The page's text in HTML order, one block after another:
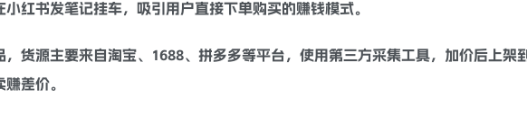
红书发笔记挂车，吸引用户直接下单购买的赚钱模式。
货源主要来自淘宝、1688、拼多多等平台，使用第三方采集工具，加价后上架
差价。